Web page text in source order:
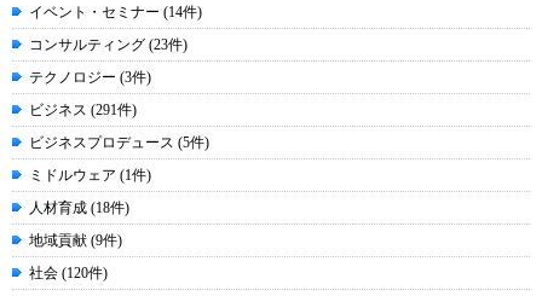
イベント・セミナー (14件)
コンサルティング (23件)
テクノロジー (3件)
ビジネス (291件)
ビジネスプロデュース (5件)
ミドルウェア (1件)
人材育成 (18件)
地域貢献 (9件)
社会 (120件)